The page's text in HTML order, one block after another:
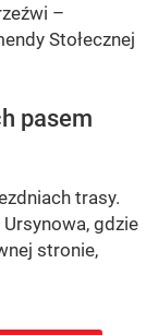
–
Stołecznej
pasem
trasy.
gdzie
stronie,